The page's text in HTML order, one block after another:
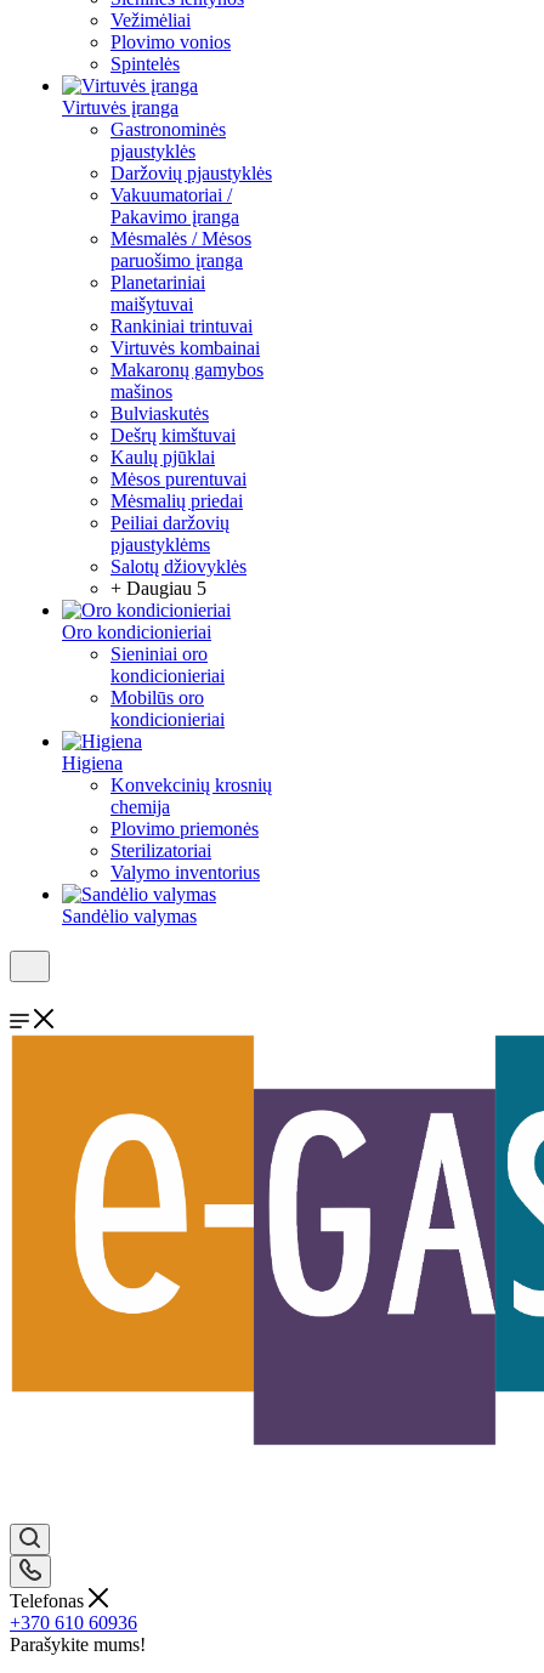
Vežimėliai
Plovimo vonios
Spintelės
Virtuvės įranga
Gastronominės
pjaustyklės
Daržovių pjaustyklės
Vakuumatoriai /
Pakavimo įranga
Mėsmalės / Mėsos
paruošimo įranga
Planetariniai
maišytuvai
Rankiniai trintuvai
Virtuvės kombainai
Makaronų gamybos
mašinos
Bulviaskutės
Dešrų kimštuvai
Kaulų pjūklai
Mėsos purentuvai
Mėsmalių priedai
Peiliai daržovių
pjaustyklėms
Salotų džiovyklės
+ Daugiau 5
Oro kondicionieriai
Sieniniai oro
kondicionieriai
Mobilūs oro
kondicionieriai
Higiena
Konvekcinių krosnių
chemija
Plovimo priemonės
Sterilizatoriai
Valymo inventorius
Sandėlio valymas
Telefonas
+370 610 60936
Parašykite mums!